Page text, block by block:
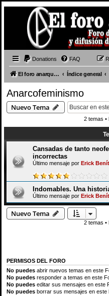
Donations FAQ
El foro anarquista Índice general
Anarcofeminismo
Nuevo Tema
2 temas •
Cansadas de tanto
incorrectas
Último mensaje por Erick
Indomables. Una
Último mensaje por Erick
Nuevo Tema
2 temas •
PERMISOS DEL FORO
No puedes abrir nuevos temas en este
No puedes responder a temas en este
No puedes editar sus mensajes en este
No puedes borrar sus mensajes en este